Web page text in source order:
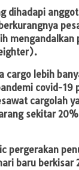
dihadapi
cargo lebih
covid-19
cargolah
sekitar
pergerakan
baru